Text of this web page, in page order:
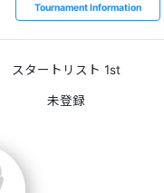
Tournament Information
スタートリスト 1st